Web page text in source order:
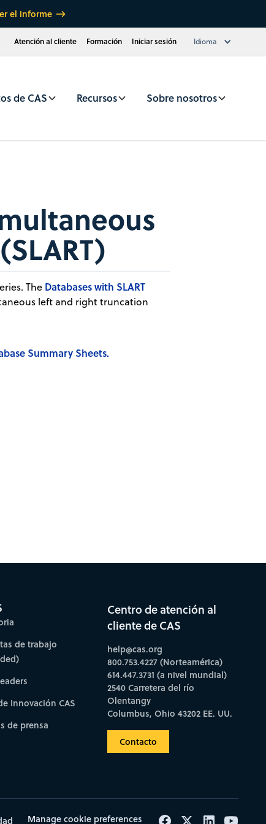
el informe
Atención al cliente Formación Iniciar sesión Idioma
de CAS Recursos Sobre nosotros
The Databases with SLART
left and right truncation
Summary Sheets.
de trabajo
Innovación CAS
de prensa
Centro de atención al
cliente de CAS
help@cas.org
800.753.4227 (Norteamérica)
614.447.3731 (a nivel mundial)
2540 Carretera del río
Olentangy
Columbus, Ohio 43202 EE. UU.
Contacto
Manage cookie preferences